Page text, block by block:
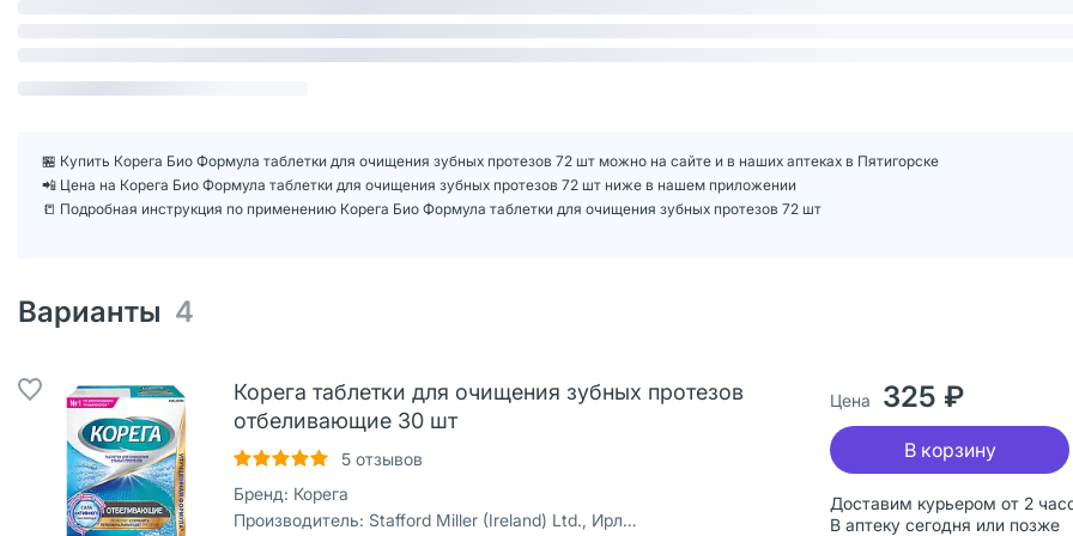
🏪 Купить Корега Био Формула таблетки для очищения зубных протезов 72 шт можно на сайте и в наших аптеках в Пятигорске
📲 Цена на Корега Био Формула таблетки для очищения зубных протезов 72 шт ниже в нашем приложении
📒 Подробная инструкция по применению Корега Био Формула таблетки для очищения зубных протезов 72 шт
Варианты 4
Корега таблетки для очищения зубных протезов
отбеливающие 30 шт
5 отзывов
Бренд: Корега
Производитель: Stafford Miller (Ireland) Ltd., Ирландия
Доставим курьером от 2
В аптеку сегодня или позже
Цена 325 ₽
В корзину